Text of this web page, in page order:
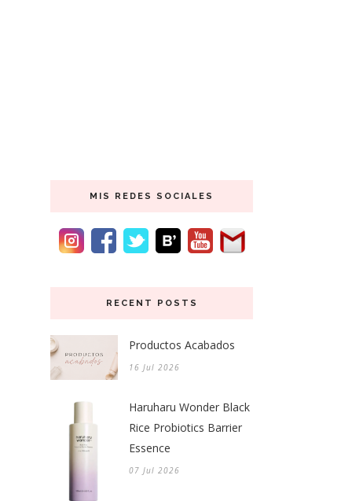
MIS REDES SOCIALES
RECENT POSTS
Productos Acabados
16 Jul 2026
Haruharu Wonder Black
Rice Probiotics Barrier
Essence
07 Jul 2026